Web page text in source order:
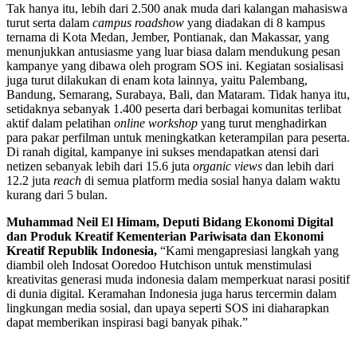
Tak hanya itu, lebih dari 2.500 anak muda dari kalangan mahasiswa
turut serta dalam campus roadshow yang diadakan di 8 kampus
ternama di Kota Medan, Jember, Pontianak, dan Makassar, yang
menunjukkan antusiasme yang luar biasa dalam mendukung pesan
kampanye yang dibawa oleh program SOS ini. Kegiatan sosialisasi
juga turut dilakukan di enam kota lainnya, yaitu Palembang,
Bandung, Semarang, Surabaya, Bali, dan Mataram. Tidak hanya itu,
setidaknya sebanyak 1.400 peserta dari berbagai komunitas terlibat
aktif dalam pelatihan online workshop yang turut menghadirkan
para pakar perfilman untuk meningkatkan keterampilan para peserta.
Di ranah digital, kampanye ini sukses mendapatkan atensi dari
netizen sebanyak lebih dari 15.6 juta organic views dan lebih dari
12.2 juta reach di semua platform media sosial hanya dalam waktu
kurang dari 5 bulan.
Muhammad Neil El Himam, Deputi Bidang Ekonomi Digital
dan Produk Kreatif Kementerian Pariwisata dan Ekonomi
Kreatif Republik Indonesia, “Kami mengapresiasi langkah yang
diambil oleh Indosat Ooredoo Hutchison untuk menstimulasi
kreativitas generasi muda indonesia dalam memperkuat narasi positif
di dunia digital. Keramahan Indonesia juga harus tercermin dalam
lingkungan media sosial, dan upaya seperti SOS ini diaharapkan
dapat memberikan inspirasi bagi banyak pihak.”